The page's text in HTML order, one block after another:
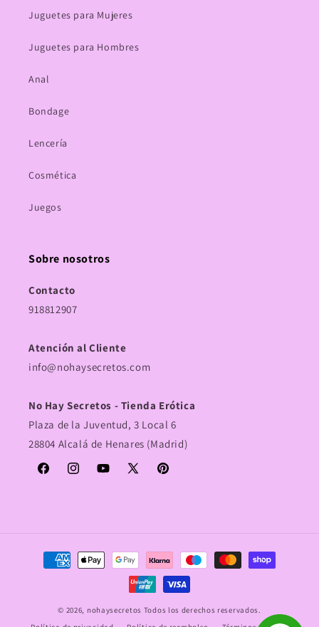
Juguetes para Mujeres
Juguetes para Hombres
Anal
Bondage
Lencería
Cosmética
Juegos
Sobre nosotros
Contacto
918812907
Atención al Cliente
info@nohaysecretos.com
No Hay Secretos - Tienda Erótica
Plaza de la Juventud, 3 Local 6
28804 Alcalá de Henares (Madrid)
FacebookInstagramYouTube
X
Pinterest
Formas
© 2026, nohaysecretos Todos los derechos reservados.